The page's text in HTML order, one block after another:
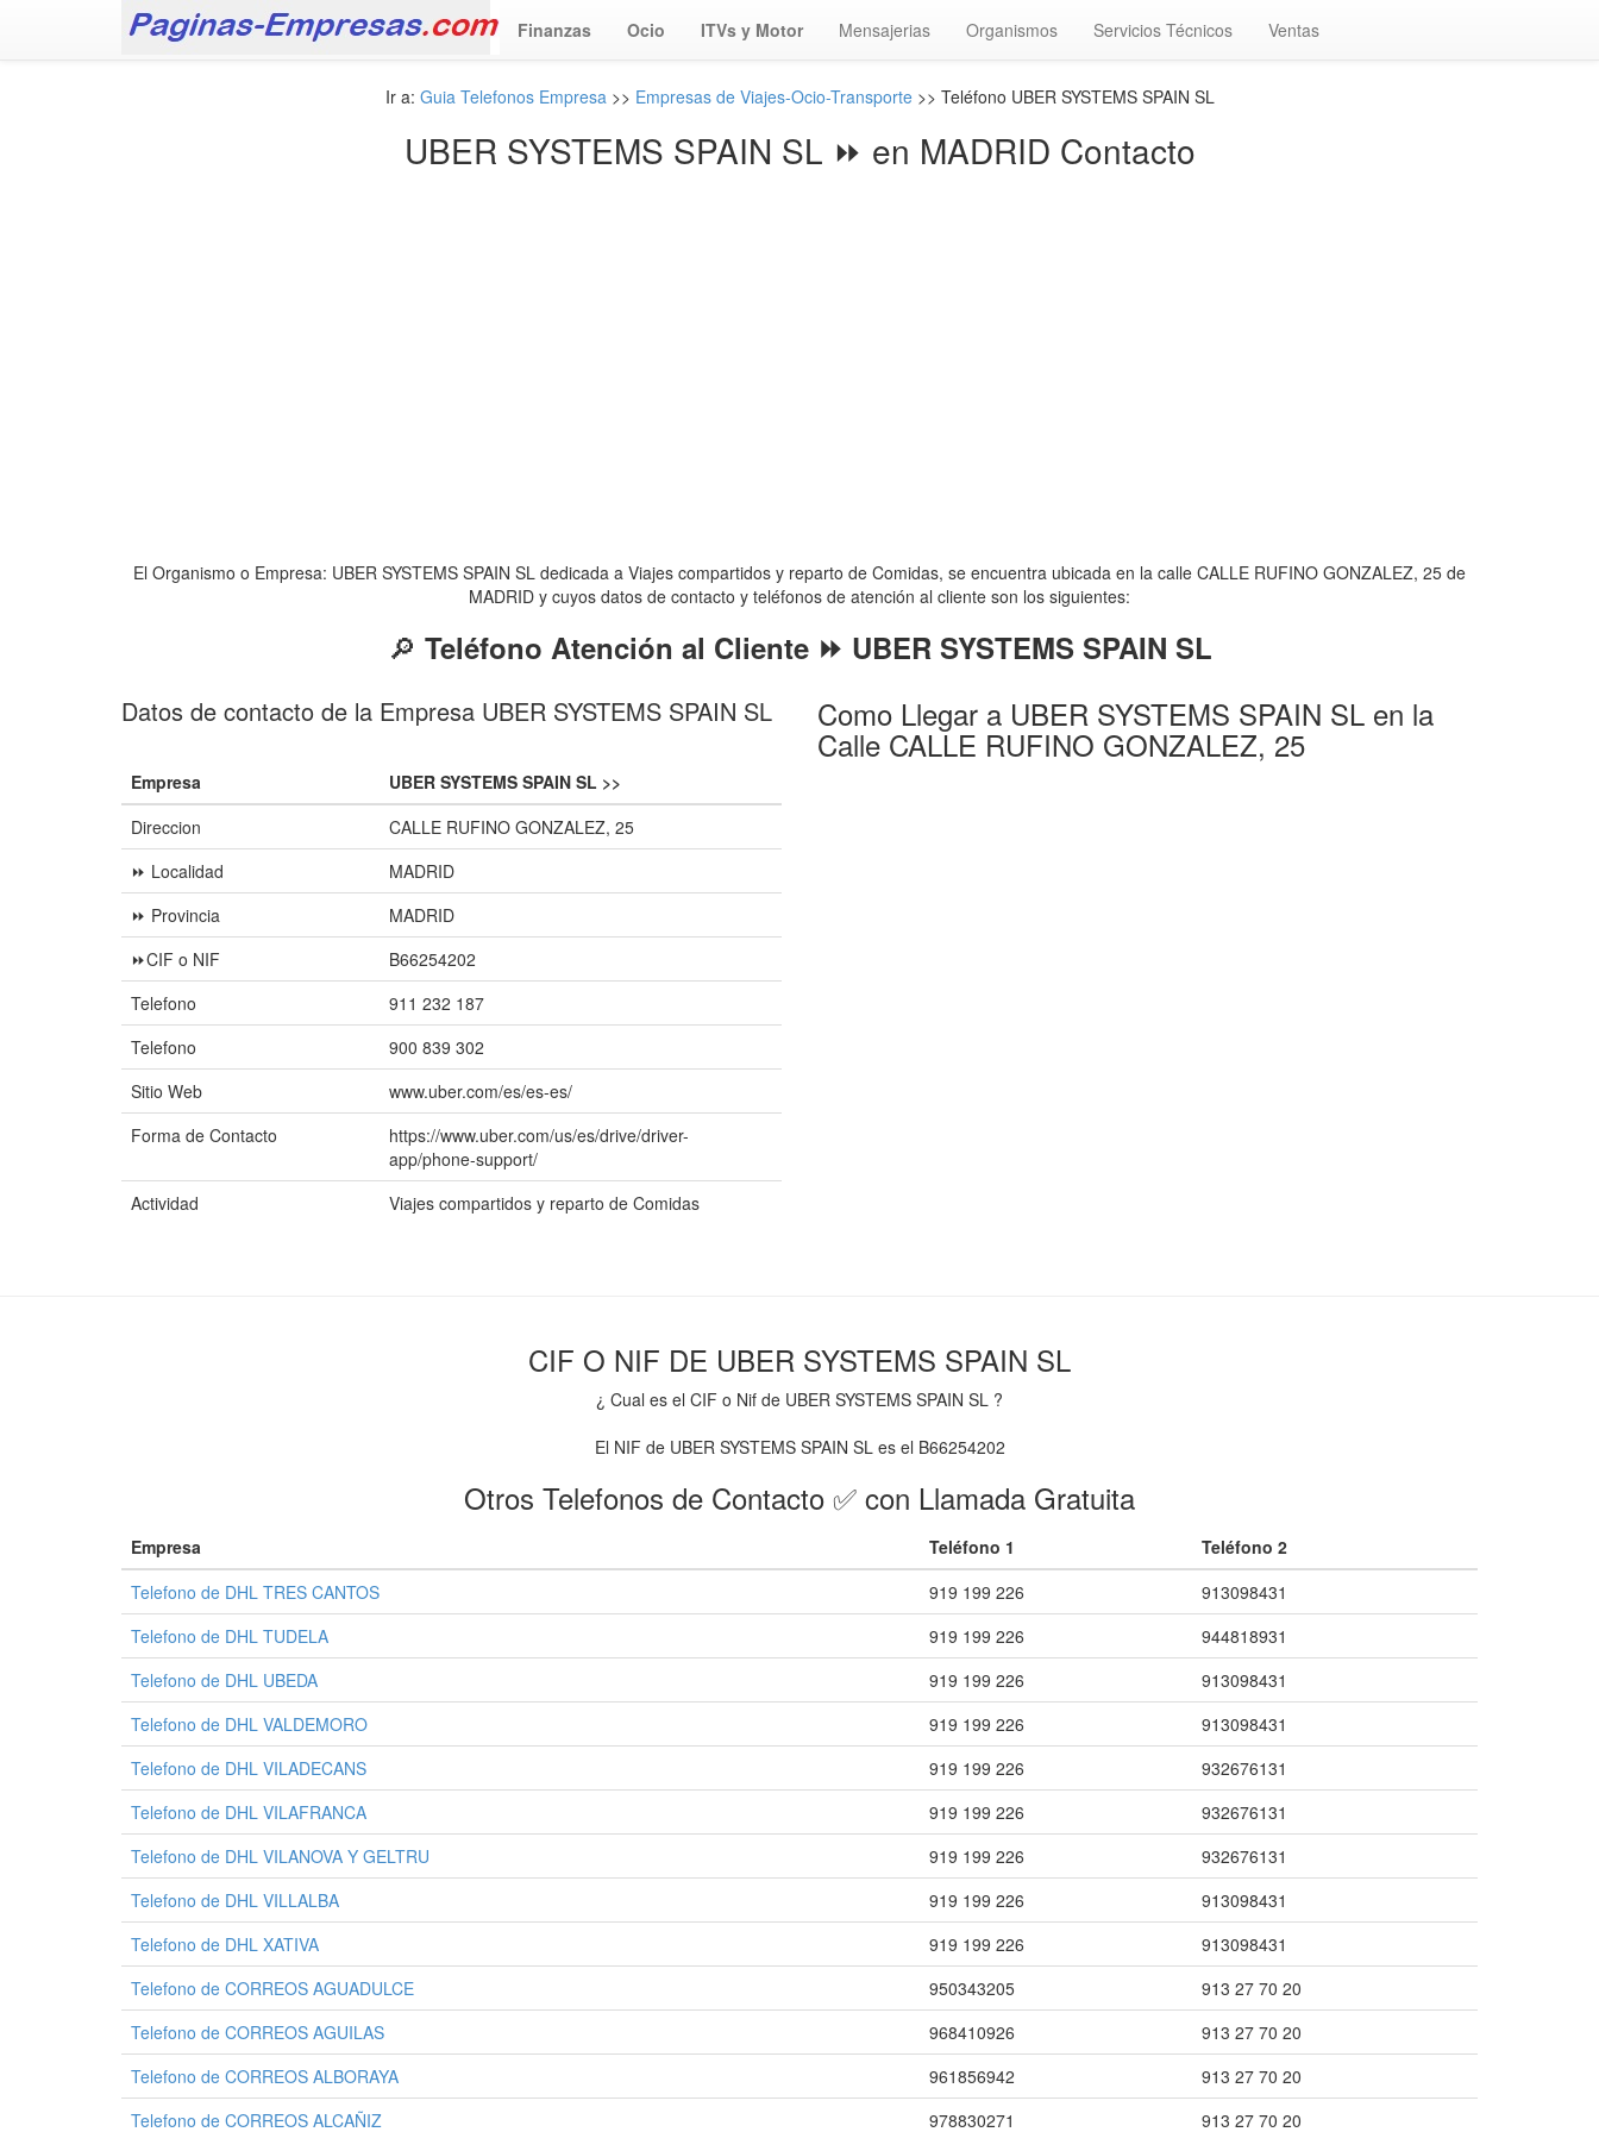
Finanzas Ocio ITVs y Motor Mensajerias Organismos Servicios Técnicos Ventas
Ir a: Guia Telefonos Empresa>> Empresas de Viajes-Ocio-Transporte>> Teléfono UBER SYSTEMS SPAIN SL
UBER SYSTEMS SPAIN SL ⏩ en MADRID Contacto
El Organismo o Empresa: UBER SYSTEMS SPAIN SL dedicada a Viajes compartidos y reparto de Comidas, se encuentra ubicada en la calle CALLE RUFINO GONZALEZ, 25 de
MADRID y cuyos datos de contacto y teléfonos de atención al cliente son los siguientes:
🔎 Teléfono Atención al Cliente ⏩ UBER SYSTEMS SPAIN SL
Datos de contacto de la Empresa UBER SYSTEMS SPAIN SL
Empresa
UBER SYSTEMS SPAIN SL >>
Direccion
CALLE RUFINO GONZALEZ, 25
⏩ Localidad
MADRID
⏩ Provincia
MADRID
⏩CIF o NIF
B66254202
Telefono
911 232 187
Telefono
900 839 302
Sitio Web
www.uber.com/es/es-es/
Forma de Contacto
https://www.uber.com/us/es/drive/driver-
app/phone-support/
Actividad
Viajes compartidos y reparto de Comidas
Como Llegar a UBER SYSTEMS SPAIN SL en la
Calle CALLE RUFINO GONZALEZ, 25
CIF O NIF DE UBER SYSTEMS SPAIN SL
¿ Cual es el CIF o Nif de UBER SYSTEMS SPAIN SL ?
El NIF de UBER SYSTEMS SPAIN SL es el B66254202
Otros Telefonos de Contacto ✅ con Llamada Gratuita
Empresa Teléfono 1
Teléfono 2
Telefono de DHL TRES CANTOS
919 199 226
913098431
Telefono de DHL TUDELA
919 199 226
944818931
Telefono de DHL UBEDA
919 199 226
913098431
Telefono de DHL VALDEMORO
919 199 226
913098431
Telefono de DHL VILADECANS
919 199 226
932676131
Telefono de DHL VILAFRANCA
919 199 226
932676131
Telefono de DHL VILANOVA Y GELTRU
919 199 226
932676131
Telefono de DHL VILLALBA
919 199 226
913098431
Telefono de DHL XATIVA
919 199 226
913098431
Telefono de CORREOS AGUADULCE
950343205
913 27 70 20
Telefono de CORREOS AGUILAS
968410926
913 27 70 20
Telefono de CORREOS ALBORAYA
961856942
913 27 70 20
Telefono de CORREOS ALCAÑIZ
978830271 913 27 70 20